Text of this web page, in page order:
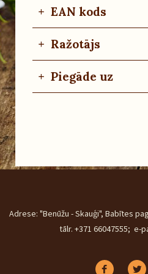
+ EAN kods
+ Ražotājs
+ Piegāde uz
Adrese: "Benūžu - Skauģi", Babītes
tālr. +371 66047555; e-